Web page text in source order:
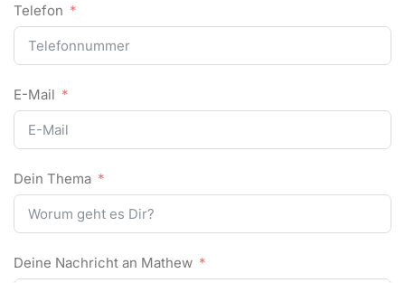
Telefon
E-Mail
Dein Thema
Deine Nachricht an Mathew